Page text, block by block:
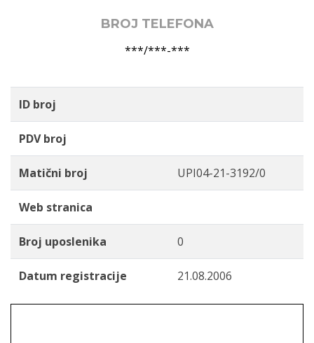
BROJ TELEFONA
***/***-***
ID broj
PDV broj
Matični broj UPI04-21-3192/0
Web stranica
Broj uposlenika 0
Datum registracije 21.08.2006